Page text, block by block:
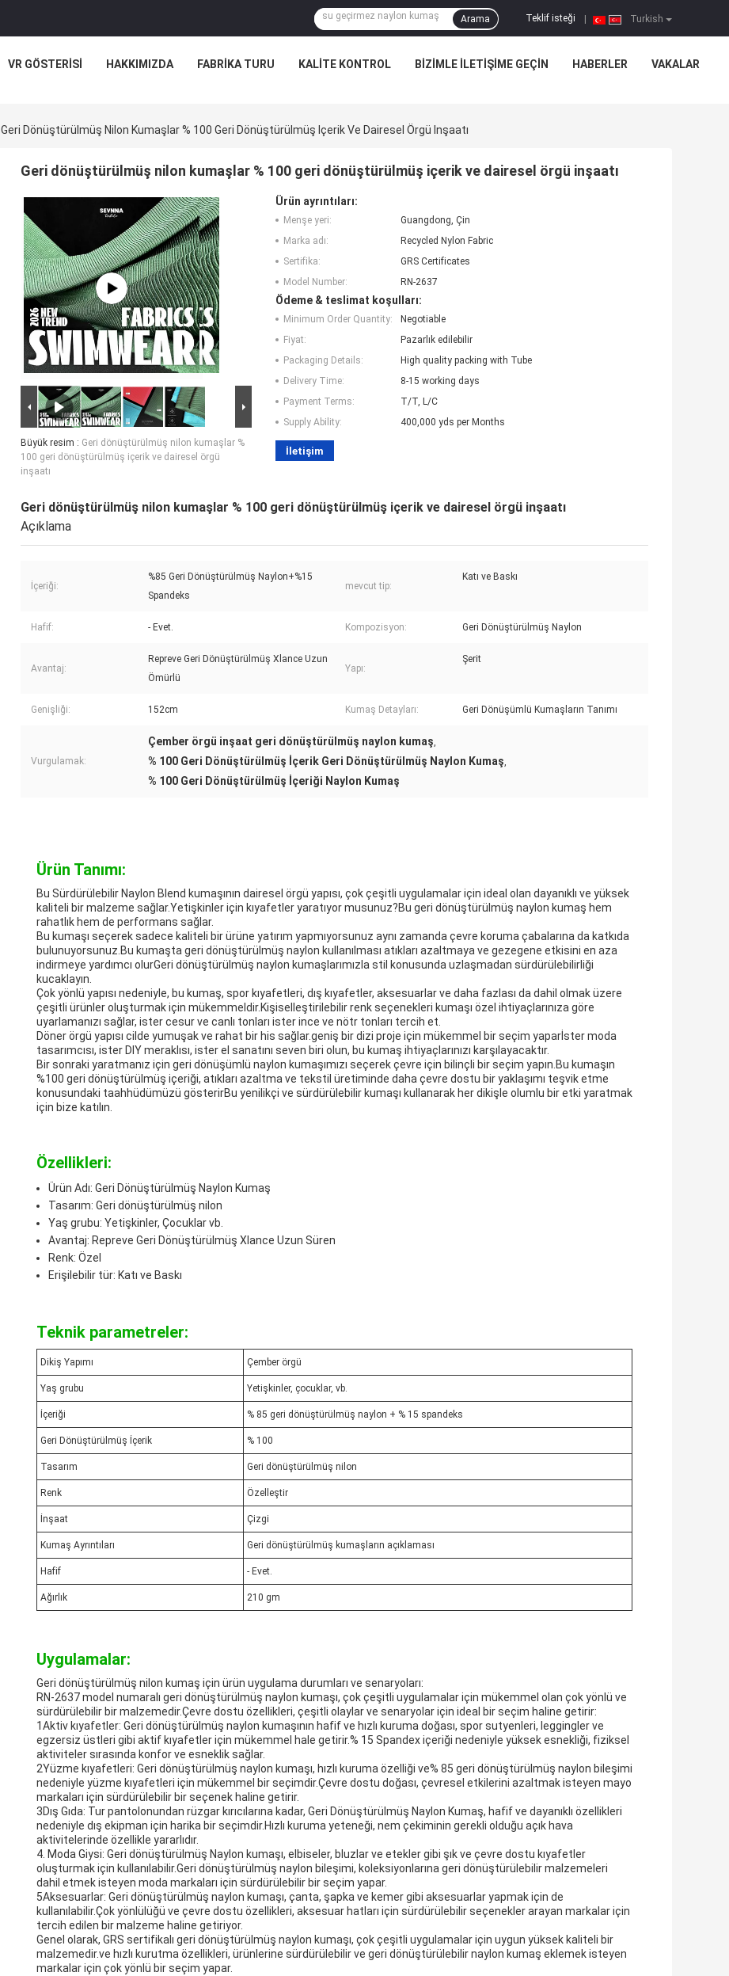
Turkish
Teklif isteği
Arama
VR GÖSTERISI HAKKIMIZDA FABRIKA TURU KALITE KONTROL BIZIMLE ILETIŞIME GEÇIN HABERLER VAKALAR
Geri Dönüştürülmüş Nilon Kumaşlar % 100 Geri Dönüştürülmüş Içerik Ve Dairesel Örgü Inşaatı
Geri dönüştürülmüş nilon kumaşlar % 100 geri dönüştürülmüş içerik ve dairesel örgü inşaatı
Büyük resim : Geri dönüştürülmüş nilon kumaşlar %
100 geri dönüştürülmüş içerik ve dairesel örgü
inşaatı
Ürün ayrıntıları:
Menşe yeri:
Guangdong, Çin
Marka adı:
Recycled Nylon Fabric
Sertifika:
GRS Certificates
Model Number:
RN-2637
Ödeme & teslimat koşulları:
Minimum Order Quantity:
Negotiable
Fiyat:
Pazarlık edilebilir
Packaging Details:
High quality packing with Tube
Delivery Time:
8-15 working days
Payment Terms:
T/T, L/C
Supply Ability:
400,000 yds per Months
İletişim
Geri dönüştürülmüş nilon kumaşlar % 100 geri dönüştürülmüş içerik ve dairesel örgü inşaatı
Açıklama
İçeriği:
%85 Geri Dönüştürülmüş Naylon+%15
Spandeks
mevcut tip:
Katı ve Baskı
Hafif: - Evet. Kompozisyon: Geri Dönüştürülmüş Naylon
Avantaj:
Repreve Geri Dönüştürülmüş Xlance Uzun
Ömürlü
Yapı:
Şerit
Genişliği: 152cm Kumaş Detayları: Geri Dönüşümlü Kumaşların Tanımı
Vurgulamak:
Çember örgü inşaat geri dönüştürülmüş naylon kumaş,
% 100 Geri Dönüştürülmüş İçerik Geri Dönüştürülmüş Naylon Kumaş,
% 100 Geri Dönüştürülmüş İçeriği Naylon Kumaş
Ürün Tanımı:
Bu Sürdürülebilir Naylon Blend kumaşının dairesel örgü yapısı, çok çeşitli uygulamalar için ideal olan dayanıklı ve yüksek
kaliteli bir malzeme sağlar.Yetişkinler için kıyafetler yaratıyor musunuz?Bu geri dönüştürülmüş naylon kumaş hem
rahatlık hem de performans sağlar.
Bu kumaşı seçerek sadece kaliteli bir ürüne yatırım yapmıyorsunuz aynı zamanda çevre koruma çabalarına da katkıda
bulunuyorsunuz.Bu kumaşta geri dönüştürülmüş naylon kullanılması atıkları azaltmaya ve gezegene etkisini en aza
indirmeye yardımcı olurGeri dönüştürülmüş naylon kumaşlarımızla stil konusunda uzlaşmadan sürdürülebilirliği
kucaklayın.
Çok yönlü yapısı nedeniyle, bu kumaş, spor kıyafetleri, dış kıyafetler, aksesuarlar ve daha fazlası da dahil olmak üzere
çeşitli ürünler oluşturmak için mükemmeldir.Kişiselleştirilebilir renk seçenekleri kumaşı özel ihtiyaçlarınıza göre
uyarlamanızı sağlar, ister cesur ve canlı tonları ister ince ve nötr tonları tercih et.
Döner örgü yapısı cilde yumuşak ve rahat bir his sağlar.geniş bir dizi proje için mükemmel bir seçim yaparİster moda
tasarımcısı, ister DIY meraklısı, ister el sanatını seven biri olun, bu kumaş ihtiyaçlarınızı karşılayacaktır.
Bir sonraki yaratmanız için geri dönüşümlü naylon kumaşımızı seçerek çevre için bilinçli bir seçim yapın.Bu kumaşın
%100 geri dönüştürülmüş içeriği, atıkları azaltma ve tekstil üretiminde daha çevre dostu bir yaklaşımı teşvik etme
konusundaki taahhüdümüzü gösterirBu yenilikçi ve sürdürülebilir kumaşı kullanarak her dikişle olumlu bir etki yaratmak
için bize katılın.
Özellikleri:
Ürün Adı: Geri Dönüştürülmüş Naylon Kumaş
Tasarım: Geri dönüştürülmüş nilon
Yaş grubu: Yetişkinler, Çocuklar vb.
Avantaj: Repreve Geri Dönüştürülmüş Xlance Uzun Süren
Renk: Özel
Erişilebilir tür: Katı ve Baskı
Teknik parametreler:
Dikiş Yapımı Çember örgü
Yaş grubu Yetişkinler, çocuklar, vb.
İçeriği % 85 geri dönüştürülmüş naylon + % 15 spandeks
Geri Dönüştürülmüş İçerik % 100
Tasarım Geri dönüştürülmüş nilon
Renk Özelleştir
İnşaat Çizgi
Kumaş Ayrıntıları Geri dönüştürülmüş kumaşların açıklaması
Hafif - Evet.
Ağırlık 210 gm
Uygulamalar:
Geri dönüştürülmüş nilon kumaş için ürün uygulama durumları ve senaryoları:
RN-2637 model numaralı geri dönüştürülmüş naylon kumaşı, çok çeşitli uygulamalar için mükemmel olan çok yönlü ve
sürdürülebilir bir malzemedir.Çevre dostu özellikleri, çeşitli olaylar ve senaryolar için ideal bir seçim haline getirir:
1Aktiv kıyafetler: Geri dönüştürülmüş naylon kumaşının hafif ve hızlı kuruma doğası, spor sutyenleri, leggingler ve
egzersiz üstleri gibi aktif kıyafetler için mükemmel hale getirir.% 15 Spandex içeriği nedeniyle yüksek esnekliği, fiziksel
aktiviteler sırasında konfor ve esneklik sağlar.
2Yüzme kıyafetleri: Geri dönüştürülmüş naylon kumaşı, hızlı kuruma özelliği ve% 85 geri dönüştürülmüş naylon bileşimi
nedeniyle yüzme kıyafetleri için mükemmel bir seçimdir.Çevre dostu doğası, çevresel etkilerini azaltmak isteyen mayo
markaları için sürdürülebilir bir seçenek haline getirir.
3Dış Gıda: Tur pantolonundan rüzgar kırıcılarına kadar, Geri Dönüştürülmüş Naylon Kumaş, hafif ve dayanıklı özellikleri
nedeniyle dış ekipman için harika bir seçimdir.Hızlı kuruma yeteneği, nem çekiminin gerekli olduğu açık hava
aktivitelerinde özellikle yararlıdır.
4. Moda Giysi: Geri dönüştürülmüş Naylon kumaşı, elbiseler, bluzlar ve etekler gibi şık ve çevre dostu kıyafetler
oluşturmak için kullanılabilir.Geri dönüştürülmüş naylon bileşimi, koleksiyonlarına geri dönüştürülebilir malzemeleri
dahil etmek isteyen moda markaları için sürdürülebilir bir seçim yapar.
5Aksesuarlar: Geri dönüştürülmüş naylon kumaşı, çanta, şapka ve kemer gibi aksesuarlar yapmak için de
kullanılabilir.Çok yönlülüğü ve çevre dostu özellikleri, aksesuar hatları için sürdürülebilir seçenekler arayan markalar için
tercih edilen bir malzeme haline getiriyor.
Genel olarak, GRS sertifikalı geri dönüştürülmüş naylon kumaşı, çok çeşitli uygulamalar için uygun yüksek kaliteli bir
malzemedir.ve hızlı kurutma özellikleri, ürünlerine sürdürülebilir ve geri dönüştürülebilir naylon kumaş eklemek isteyen
markalar için çok yönlü bir seçim yapar.